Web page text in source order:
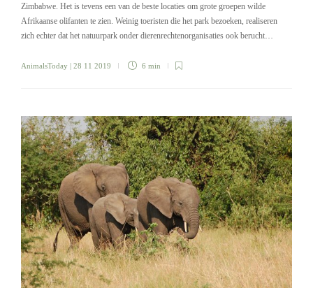
Zimbabwe. Het is tevens een van de beste locaties om grote groepen wilde
Afrikaanse olifanten te zien. Weinig toeristen die het park bezoeken, realiseren
zich echter dat het natuurpark onder dierenrechtenorganisaties ook berucht…
AnimalsToday | 28 11 2019 6 min